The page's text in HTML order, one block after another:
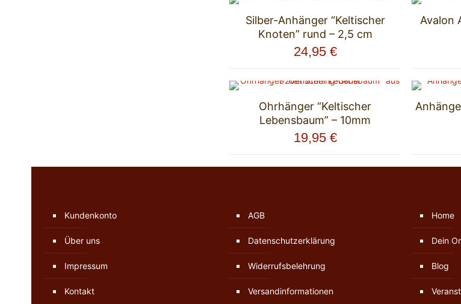
Silber-Anhänger “Keltischer
Knoten” rund – 2,5 cm
24,95 €
Avalon
Ohrhänger “Keltischer
Lebensbaum” – 10mm
19,95 €
Kundenkonto
Über uns
Impressum
Kontakt
AGB
Datenschutzerklärung
Widerrufsbelehrung
Versandinformationen
Home
Dein
Blog